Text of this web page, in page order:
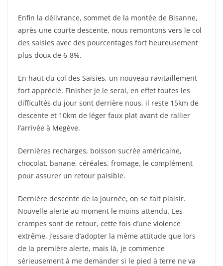
Enfin la délivrance, sommet de la montée de Bisanne,
après une courte descente, nous remontons vers le col
des saisies avec des pourcentages fort heureusement
plus doux de 6-8%.
En haut du col des Saisies, un nouveau ravitaillement
fort apprécié. Finisher je le serai, en effet toutes les
difficultés du jour sont derrière nous, il reste 15km de
descente et 10km de léger faux plat avant de rallier
l’arrivée à Megève.
Dernières recharges, boisson sucrée américaine,
chocolat, banane, céréales, fromage, le complément
pour assurer un retour paisible.
Dernière descente de la journée, on se fait plaisir.
Nouvelle alerte au moment le moins attendu. Les
crampes sont de retour, cette fois d’une violence
extrême, j’essaie d’adopter la même attitude que lors
de la première alerte, mais là, je commence
sérieusement à me demander si le pied à terre ne va